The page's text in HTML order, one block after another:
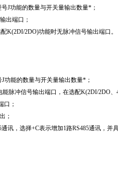
J功能的数量与开关量输出数量*；
出端口；
K(2DI/2DO)功能时无脉冲信号输出端口。
功能的数量与开关量输出数量*；
脉冲信号输出端口，在选配K(2DI/2DO
口；
；
讯，选择+C表示增加1路RS485通讯，并